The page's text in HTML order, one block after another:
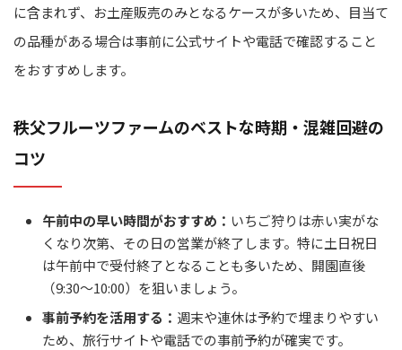
に含まれず、お土産販売のみとなるケースが多いため、目当て
の品種がある場合は事前に公式サイトや電話で確認すること
をおすすめします。
秩父フルーツファームのベストな時期・混雑回避の
コツ
午前中の早い時間がおすすめ： いちご狩りは赤い実がな
くなり次第、その日の営業が終了します。特に土日祝日
は午前中で受付終了となることも多いため、開園直後
（9:30〜10:00）を狙いましょう。
事前予約を活用する： 週末や連休は予約で埋まりやすい
ため、旅行サイトや電話での事前予約が確実です。